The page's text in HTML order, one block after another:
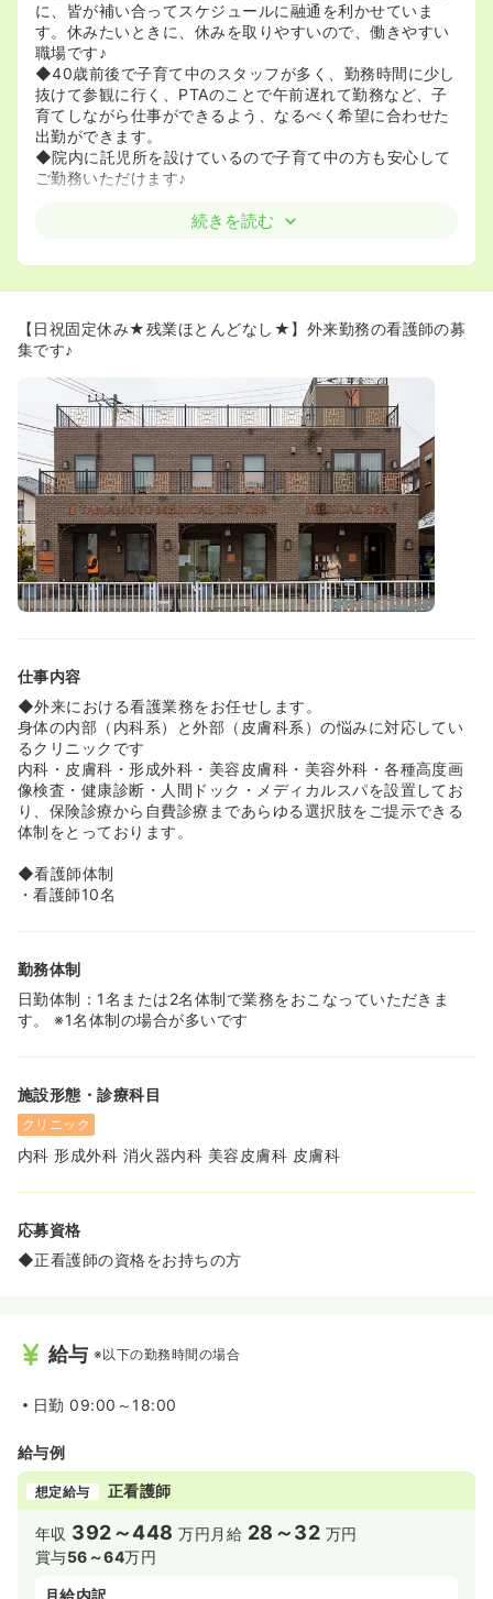
に、皆が補い合ってスケジュールに融通を利かせていま
す。休みたいときに、休みを取りやすいので、働きやすい
職場です♪
◆40歳前後で子育て中のスタッフが多く、勤務時間に少し
抜けて参観に行く、PTAのことで午前遅れて勤務など、子
育てしながら仕事ができるよう、なるべく希望に合わせた
出勤ができます。
◆院内に託児所を設けているので子育て中の方も安心して
ご勤務いただけます♪
≪訪問看護未経験者歓迎！≫
助け合いながら日々切磋琢磨しています。
いただけます！
◆ターミナル期の利用者様が多いので、終末期ケアを学び
≪高給与求人です！≫
◆年収は、450万円～550万円ととても高給与となってお
ります。20代の若い看護師様ですと、基本的に年収約450
万円からのスタートになりますが、20年経験があるベテラ
ン看護師様ですと、年収約550万円からのスタートになり
ます。
経験によって変動いたしますので、お気軽にお問い合わせ
ください♪
≪プライベートとメリハリを付けて働くことが出来ます
★≫
◆土日祝固定休みの年間休日122日、残業も少ないので、
≪身体の内部（内科系）と外部（皮膚科系）の悩みに対応
しているクリニックです★≫
◆内科・皮膚科・形成外科・美容皮膚科・美容外科・各種
高度画像検査・健康診断・人間ドック・メディカルスパを
設置しており、保険診療から自費診療まであらゆる選択肢
をご提示できる体制をとっております。
◆ドクターは、「専門医」という資格をもったプロフェッ
ショナルです！
◆福利厚生としては美容部門でのレーザー無料施術や社割
制度で美容の商品が購入でき、日々のストレスをリフレッ
続きを読む
【日祝固定休み★残業ほとんどなし★】外来勤務の看護師の募
集です♪
仕事内容
◆外来における看護業務をお任せします。
身体の内部（内科系）と外部（皮膚科系）の悩みに対応してい
るクリニックです
内科・皮膚科・形成外科・美容皮膚科・美容外科・各種高度画
像検査・健康診断・人間ドック・メディカルスパを設置してお
り、保険診療から自費診療まであらゆる選択肢をご提示できる
体制をとっております。
◆看護師体制
・看護師10名
勤務体制
日勤体制：1名または2名体制で業務をおこなっていただきま
す。 ※1名体制の場合が多いです
施設形態・診療科目
クリニック
内科 形成外科 消火器内科 美容皮膚科 皮膚科
応募資格
◆正看護師の資格をお持ちの方
給与 ※以下の勤務時間の場合
日勤 09:00～18:00
給与例
想定給与 正看護師
年収 392～448 万円 月給 28～32 万円
賞与56～64万円